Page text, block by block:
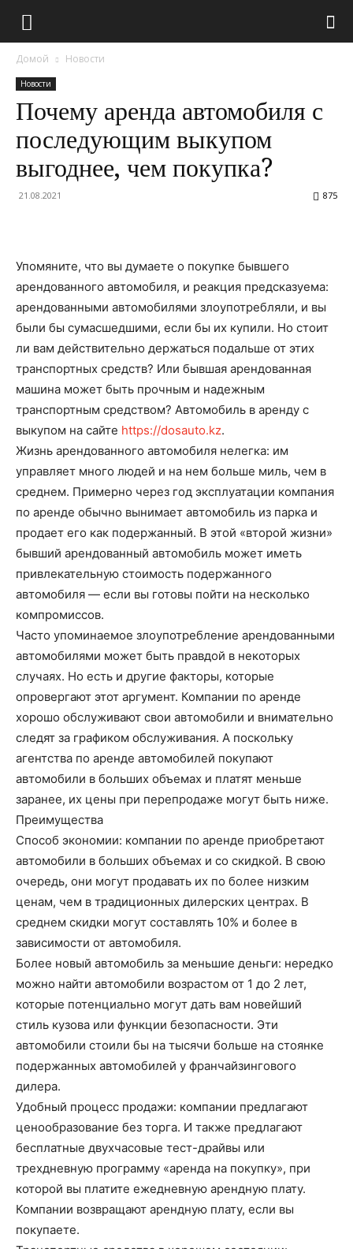
Домой Новости
Новости
Почему аренда автомобиля с
последующим выкупом
выгоднее, чем покупка?
21.08.2021 875
Упомяните, что вы думаете о покупке бывшего
арендованного автомобиля, и реакция предсказуема:
арендованными автомобилями злоупотребляли, и вы
были бы сумасшедшими, если бы их купили. Но стоит
ли вам действительно держаться подальше от этих
транспортных средств? Или бывшая арендованная
машина может быть прочным и надежным
транспортным средством? Автомобиль в аренду с
выкупом на сайте https://dosauto.kz.
Жизнь арендованного автомобиля нелегка: им
управляет много людей и на нем больше миль, чем в
среднем. Примерно через год эксплуатации компания
по аренде обычно вынимает автомобиль из парка и
продает его как подержанный. В этой «второй жизни»
бывший арендованный автомобиль может иметь
привлекательную стоимость подержанного
автомобиля — если вы готовы пойти на несколько
компромиссов.
Часто упоминаемое злоупотребление арендованными
автомобилями может быть правдой в некоторых
случаях. Но есть и другие факторы, которые
опровергают этот аргумент. Компании по аренде
хорошо обслуживают свои автомобили и внимательно
следят за графиком обслуживания. А поскольку
агентства по аренде автомобилей покупают
автомобили в больших объемах и платят меньше
заранее, их цены при перепродаже могут быть ниже.
Преимущества
Способ экономии: компании по аренде приобретают
автомобили в больших объемах и со скидкой. В свою
очередь, они могут продавать их по более низким
ценам, чем в традиционных дилерских центрах. В
среднем скидки могут составлять 10% и более в
зависимости от автомобиля.
Более новый автомобиль за меньшие деньги: нередко
можно найти автомобили возрастом от 1 до 2 лет,
которые потенциально могут дать вам новейший
стиль кузова или функции безопасности. Эти
автомобили стоили бы на тысячи больше на стоянке
подержанных автомобилей у франчайзингового
дилера.
Удобный процесс продажи: компании предлагают
ценообразование без торга. И также предлагают
бесплатные двухчасовые тест-драйвы или
трехдневную программу «аренда на покупку», при
которой вы платите ежедневную арендную плату.
Компании возвращают арендную плату, если вы
покупаете.